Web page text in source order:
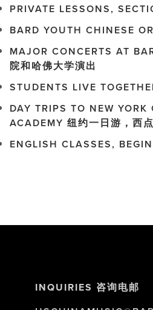
PRIVATE LESSONS,
BARD YOUTH CHINESE
MAJOR CONCERTS AT
院和哈佛大学演出
STUDENTS LIVE
DAY TRIPS TO NEW
ACADEMY 纽约一日游，西
ENGLISH CLASSES,
INQUIRIES 咨询电邮